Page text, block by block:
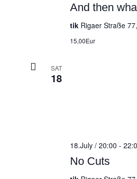
And then
tik Rigaer Straße
15,00Eur
SAT
18
No Cuts
18.July / 20:00 -